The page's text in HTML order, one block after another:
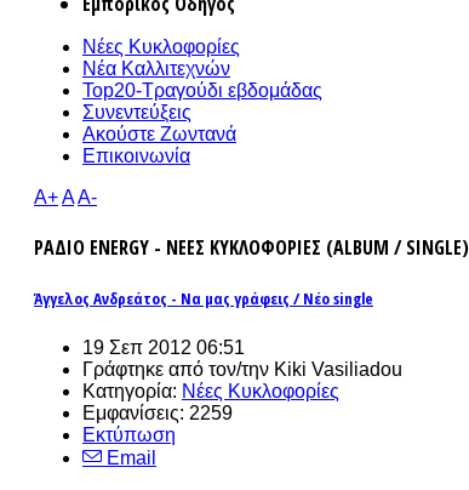
Νέες Κυκλοφορίες
Νέα Καλλιτεχνών
Top20-Τραγούδι εβδομάδας
Συνεντεύξεις
Ακούστε Ζωντανά
Επικοινωνία
A+AA-
ΡΑΔΙΟ ENERGY - ΝΕΕΣ ΚΥΚΛΟΦΟΡΙΕΣ (ALBUM / SINGLE)
Άγγελος Ανδρεάτος - Να μας γράφεις / Νέο single
19 Σεπ 2012 06:51
Γράφτηκε από τον/την Kiki Vasiliadou
Κατηγορία: Νέες Κυκλοφορίες
Εμφανίσεις: 2259
Εκτύπωση
Email